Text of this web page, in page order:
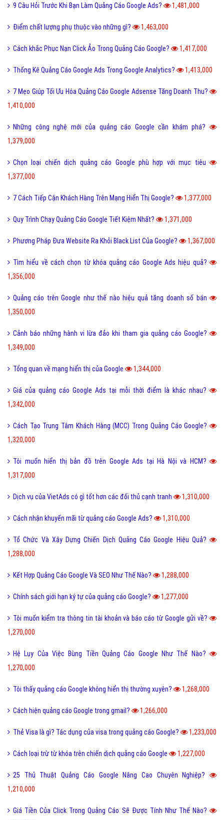
9 Câu Hỏi Trước Khi Bạn Làm Quảng Cáo Google Ads? 1,481,000
Điểm chất lượng phụ thuộc vào những gì? 1,463,000
Cách khắc Phục Nạn Click Ảo Trong Quảng Cáo Google? 1,417,000
Thống Kê Quảng Cáo Google Ads Trong Google Analytics? 1,413,000
7 Mẹo Giúp Tối Ưu Hóa Quảng Cáo Google Adsense Tăng Doanh Thu?
1,410,000
Những công nghệ mới của quảng cáo Google cần khám phá?
1,379,000
Chọn loại chiến dịch quảng cáo Google phù hợp với mục tiêu
1,377,000
7 Cách Tiếp Cận Khách Hàng Trên Mạng Hiển Thị Google? 1,377,000
Quy Trình Chạy Quảng Cáo Google Tiết Kiệm Nhất? 1,371,000
Phương Pháp Đưa Website Ra Khỏi Black List Của Google? 1,367,000
Tìm hiểu về cách chọn từ khóa quảng cáo Google Ads hiệu quả?
1,356,000
Quảng cáo trên Google như thế nào hiệu quả tăng doanh số bán
1,350,000
Cảnh báo những hành vi lừa đảo khi tham gia quảng cáo Google?
1,349,000
Tổng quan về mạng hiển thị của Google 1,344,000
Giá của quảng cáo Google Ads tại mỗi thời điểm là khác nhau?
1,342,000
Cách Tạo Trung Tâm Khách Hàng (MCC) Trong Quảng Cáo Google?
1,320,000
Tôi muốn hiển thị bản đồ trên Google Ads tại Hà Nội và HCM?
1,317,000
Dịch vụ của VietAds có gì tốt hơn các đối thủ cạnh tranh 1,310,000
Cách nhận khuyến mãi từ quảng cáo Google Ads? 1,310,000
Tổ Chức Và Xây Dựng Chiến Dịch Quảng Cáo Google Hiệu Quả?
1,288,000
Kết Hợp Quảng Cáo Google Và SEO Như Thế Nào? 1,288,000
Chính sách giới hạn ký tự của quảng cáo Google? 1,277,000
Tôi muốn kiểm tra thông tin tài khoản và báo cáo từ Google gửi về?
1,270,000
Hệ Lụy Của Việc Bùng Tiền Quảng Cáo Google Như Thế Nào?
1,270,000
Tôi thấy quảng cáo Google không hiển thị thường xuyên? 1,268,000
Cách hiện quảng cáo Google trong gmail? 1,266,000
Thẻ Visa là gì? Tác dụng của visa trong quảng cáo Google? 1,233,000
Cách loại trừ từ khóa trên chiến dịch quảng cáo Google 1,227,000
25 Thủ Thuật Quảng Cáo Google Nâng Cao Chuyên Nghiệp?
1,210,000
Giá Tiền Của Click Trong Quảng Cáo Sẽ Được Tính Như Thế Nào?